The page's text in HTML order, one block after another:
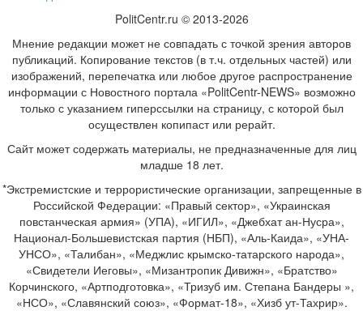
PolitCentr.ru © 2013-2026
Мнение редакции может не совпадать с точкой зрения авторов
публикаций. Копирование текстов (в т.ч. отдельных частей) или
изображений, перепечатка или любое другое распространение
информации с Новостного портала «PolitCentr-NEWS» возможно
только с указанием гиперссылки на страницу, с которой был
осуществлен копипаст или рерайт.
Сайт может содержать материалы, не предназначенные для лиц
младше 18 лет.
*Экстремистские и террористические организации, запрещенные в
Российской Федерации: «Правый сектор», «Украинская
повстанческая армия» (УПА), «ИГИЛ», «Джебхат ан-Нусра»,
Национал-Большевистская партия (НБП), «Аль-Каида», «УНА-
УНСО», «Талибан», «Меджлис крымско-татарского народа»,
«Свидетели Иеговы», «Мизантропик Дивижн», «Братство»
Корчинского, «Артподготовка», «Тризуб им. Степана Бандеры »,
«НСО», «Славянский союз», «Формат-18», «Хизб ут-Тахрир».